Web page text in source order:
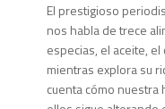
El prestigioso
nos habla de trece
especias, el aceite,
mientras explora su
cuenta cómo nuestra